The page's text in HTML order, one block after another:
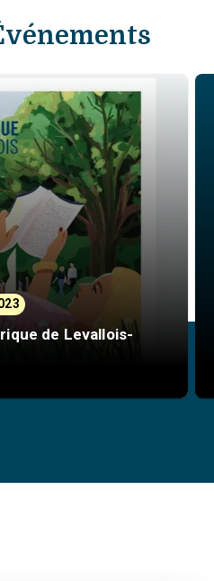
de Levallois-